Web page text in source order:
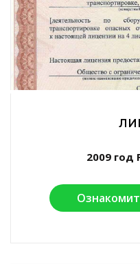
2009